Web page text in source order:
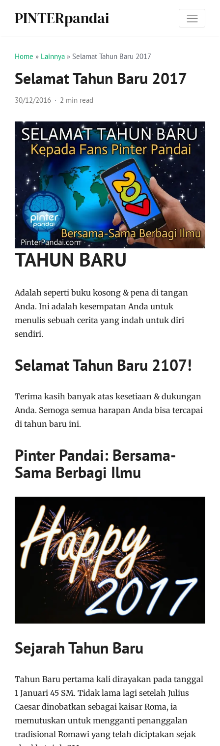
PINTERpandai
Home » Lainnya » Selamat Tahun Baru 2017
Selamat Tahun Baru 2017
30/12/2016 2 min read
TAHUN BARU
Adalah seperti buku kosong & pena di tangan
Anda. Ini adalah kesempatan Anda untuk
menulis sebuah cerita yang indah untuk diri
sendiri.
Selamat Tahun Baru 2107!
Terima kasih banyak atas kesetiaan & dukungan
Anda. Semoga semua harapan Anda bisa tercapai
di tahun baru ini.
Pinter Pandai: Bersama-
Sama Berbagi Ilmu
Sejarah Tahun Baru
Tahun Baru pertama kali dirayakan pada tanggal
1 Januari 45 SM. Tidak lama lagi setelah Julius
Caesar dinobatkan sebagai kaisar Roma, ia
memutuskan untuk mengganti penanggalan
tradisional Romawi yang telah diciptakan sejak